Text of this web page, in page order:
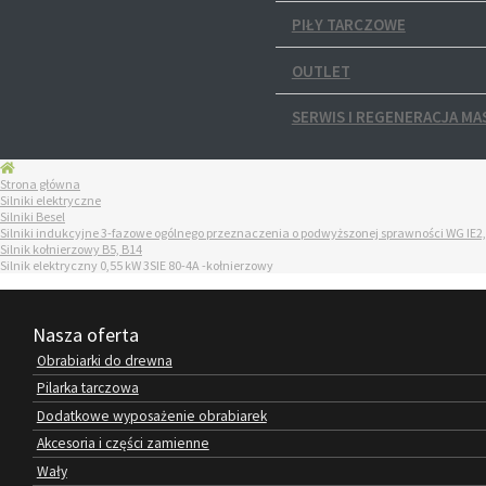
PIŁY TARCZOWE
OUTLET
SERWIS I REGENERACJA
Strona główna
Silniki elektryczne
Silniki Besel
Silniki indukcyjne 3-fazowe ogólnego przeznaczenia o podwyższonej sprawności WG IE2,
Silnik kołnierzowy B5, B14
Silnik elektryczny 0,55 kW 3SIE 80-4A -kołnierzowy
Nasza oferta
Obrabiarki do drewna
Pilarka tarczowa
Dodatkowe wyposażenie obrabiarek
Akcesoria i części zamienne
Wały